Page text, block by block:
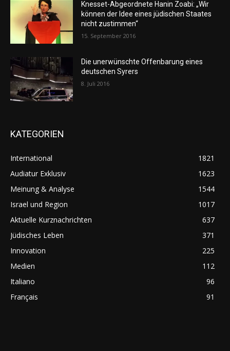
Knesset-Abgeordnete Hanin Zoabi: „Wir
können der Idee eines jüdischen Staates
nicht zustimmen“
15. September 2016
Die unerwünschte Offenbarung eines
deutschen Syrers
8. Juli 2016
KATEGORIEN
International
1821
Audiatur Exklusiv
1623
Meinung & Analyse
1544
Israel und Region
1017
Aktuelle Kurznachrichten
637
Jüdisches Leben
371
Innovation
225
Medien
112
Italiano
96
Français
91